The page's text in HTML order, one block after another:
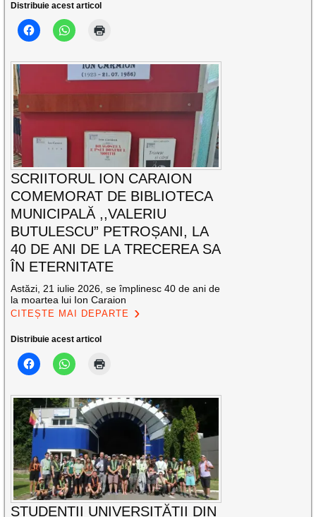
Distribuie acest articol
SCRIITORUL ION CARAION
COMEMORAT DE BIBLIOTECA
MUNICIPALĂ ,,VALERIU
BUTULESCU” PETROȘANI, LA
40 DE ANI DE LA TRECEREA SA
ÎN ETERNITATE
Astăzi, 21 iulie 2026, se împlinesc 40 de ani de
la moartea lui Ion Caraion
CITEȘTE MAI DEPARTE
Distribuie acest articol
STUDENȚII UNIVERSITĂȚII DIN